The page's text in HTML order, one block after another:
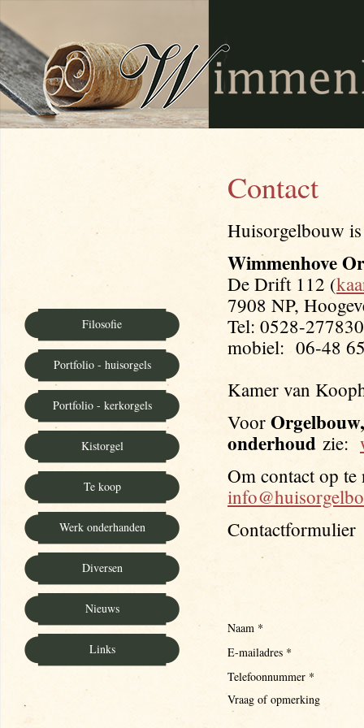
Contact
Huisorgelbouw
Wimmenhove
De Drift 112 (
7908 NP,
Tel: 0528-277830
mobiel: 06-48
Kamer van
Voor
onderhoud zie:
Om contact op
Contactformulier
Naam *
E-mailadres *
Telefoonnummer *
Vraag of opmerking
Filosofie
Portfolio - huisorgels
Portfolio - kerkorgels
Kistorgel
Te koop
Werk onderhanden
Diversen
Nieuws
Links